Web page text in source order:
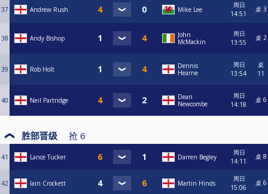
37 Andrew Rush Mike Lee
周日
14:51
桌 3
38 Andy Bishop
John
McMackin
周日
13:55
桌 2
39 Rob Holt
Dennis
Hearne
周日
13:54
桌
11
40 Neil Partridge
Dean
Newcombe
周日
14:18
桌 6
胜部晋级 抢 6
41 Lance Tucker Darren Begley
周日
14:11
桌 8
42 Iain Crockett Martin Hinds
周日
15:06
桌 6